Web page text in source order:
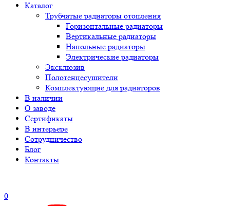
Каталог
Трубчатые радиаторы отопления
Горизонтальные радиаторы
Вертикальные радиаторы
Напольные радиаторы
Электрические радиаторы
Эксклюзив
Полотенцесушители
Комплектующие для радиаторов
В наличии
О заводе
Сертификаты
В интерьере
Сотрудничество
Блог
Контакты
0